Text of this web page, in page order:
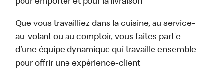
pour emporter et pour la livraison
Que vous travailliez dans la cuisine, au service-
au-volant ou au comptoir, vous faites partie
d’une équipe dynamique qui travaille ensemble
pour offrir une expérience-client